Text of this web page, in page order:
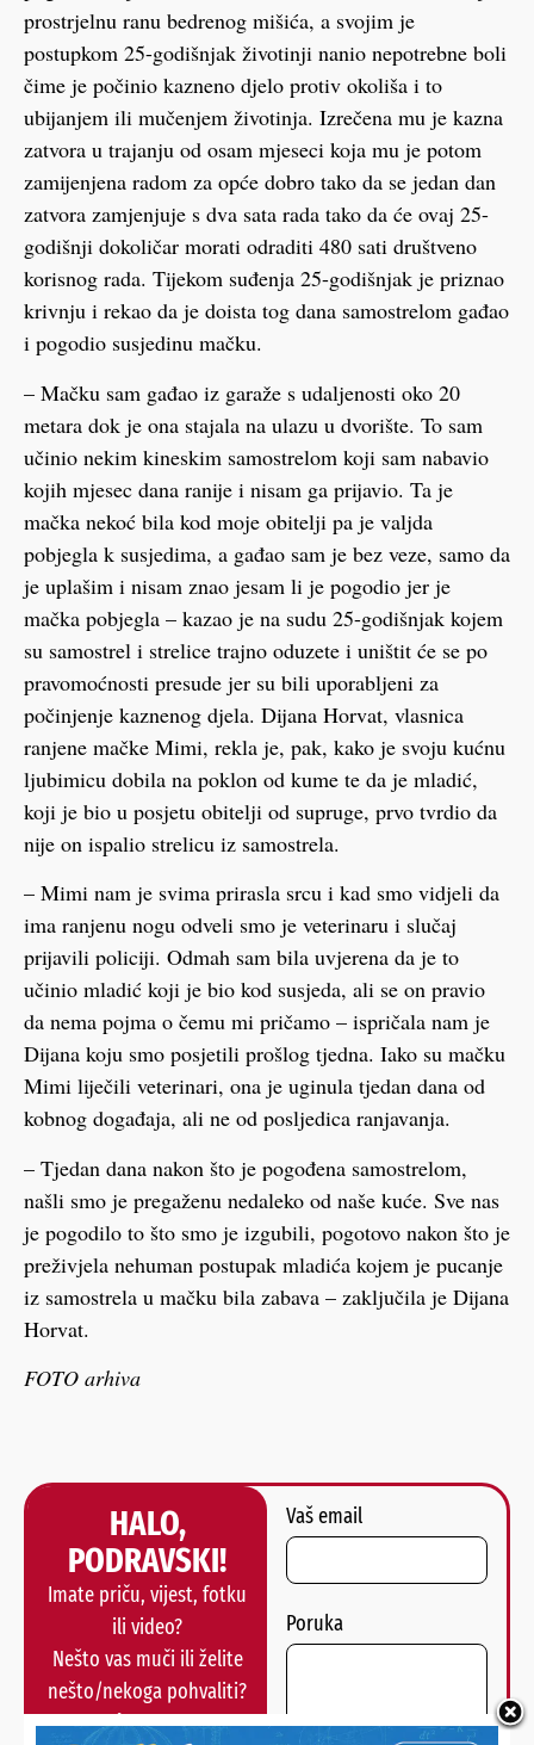
prostrjelnu ranu bedrenog mišića, a svojim je
postupkom 25-godišnjak životinji nanio nepotrebne boli
čime je počinio kazneno djelo protiv okoliša i to
ubijanjem ili mučenjem životinja. Izrečena mu je kazna
zatvora u trajanju od osam mjeseci koja mu je potom
zamijenjena radom za opće dobro tako da se jedan dan
zatvora zamjenjuje s dva sata rada tako da će ovaj 25-
godišnji dokoličar morati odraditi 480 sati društveno
korisnog rada. Tijekom suđenja 25-godišnjak je priznao
krivnju i rekao da je doista tog dana samostrelom gađao
i pogodio susjedinu mačku.
– Mačku sam gađao iz garaže s udaljenosti oko 20
metara dok je ona stajala na ulazu u dvorište. To sam
učinio nekim kineskim samostrelom koji sam nabavio
kojih mjesec dana ranije i nisam ga prijavio. Ta je
mačka nekoć bila kod moje obitelji pa je valjda
pobjegla k susjedima, a gađao sam je bez veze, samo da
je uplašim i nisam znao jesam li je pogodio jer je
mačka pobjegla – kazao je na sudu 25-godišnjak kojem
su samostrel i strelice trajno oduzete i uništit će se po
pravomoćnosti presude jer su bili uporabljeni za
počinjenje kaznenog djela. Dijana Horvat, vlasnica
ranjene mačke Mimi, rekla je, pak, kako je svoju kućnu
ljubimicu dobila na poklon od kume te da je mladić,
koji je bio u posjetu obitelji od supruge, prvo tvrdio da
nije on ispalio strelicu iz samostrela.
– Mimi nam je svima prirasla srcu i kad smo vidjeli da
ima ranjenu nogu odveli smo je veterinaru i slučaj
prijavili policiji. Odmah sam bila uvjerena da je to
učinio mladić koji je bio kod susjeda, ali se on pravio
da nema pojma o čemu mi pričamo – ispričala nam je
Dijana koju smo posjetili prošlog tjedna. Iako su mačku
Mimi liječili veterinari, ona je uginula tjedan dana od
kobnog događaja, ali ne od posljedica ranjavanja.
– Tjedan dana nakon što je pogođena samostrelom,
našli smo je pregaženu nedaleko od naše kuće. Sve nas
je pogodilo to što smo je izgubili, pogotovo nakon što je
preživjela nehuman postupak mladića kojem je pucanje
iz samostrela u mačku bila zabava – zaključila je Dijana
Horvat.
FOTO arhiva
HALO,
PODRAVSKI!
Imate priču, vijest, fotku
ili video?
Nešto vas muči ili želite
nešto/nekoga pohvaliti?
Javite nam se!
Vaš email
Poruka